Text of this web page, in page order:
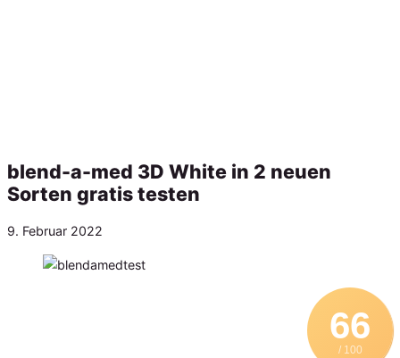
blend-a-med 3D White in 2 neuen
Sorten gratis testen
Veröffentlicht
9. Februar 2022
66
/ 100